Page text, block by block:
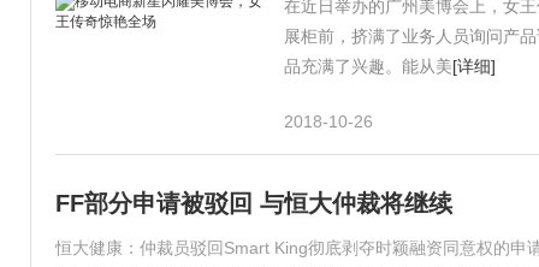
在近日举办的广州美博会上，女
展柜前，挤满了业务人员询问产
品充满了兴趣。能从美[详细]
2018-10-26
FF部分申请被驳回 与恒大仲裁将继续
恒大健康：仲裁员驳回Smart King彻底剥夺时颖融资同意权的